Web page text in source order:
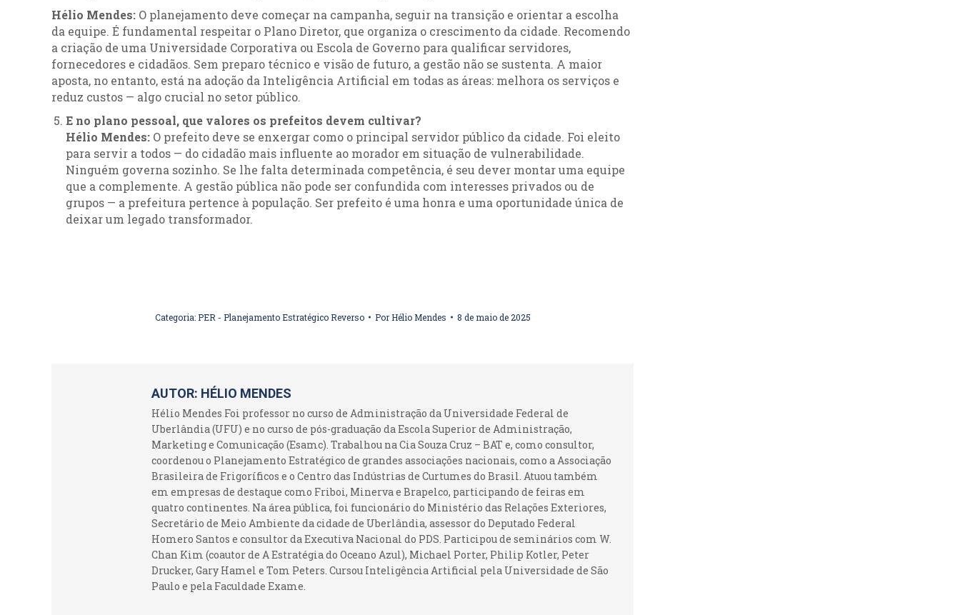
Hélio Mendes: O planejamento deve começar na campanha, seguir na transição e orientar a escolha
da equipe. É fundamental respeitar o Plano Diretor, que organiza o crescimento da cidade. Recomendo
a criação de uma Universidade Corporativa ou Escola de Governo para qualificar servidores,
fornecedores e cidadãos. Sem preparo técnico e visão de futuro, a gestão não se sustenta. A maior
aposta, no entanto, está na adoção da Inteligência Artificial em todas as áreas: melhora os serviços e
reduz custos — algo crucial no setor público.
E no plano pessoal, que valores os prefeitos devem cultivar?
Hélio Mendes: O prefeito deve se enxergar como o principal servidor público da cidade. Foi eleito
para servir a todos — do cidadão mais influente ao morador em situação de vulnerabilidade.
Ninguém governa sozinho. Se lhe falta determinada competência, é seu dever montar uma equipe
que a complemente. A gestão pública não pode ser confundida com interesses privados ou de
grupos — a prefeitura pertence à população. Ser prefeito é uma honra e uma oportunidade única de
deixar um legado transformador.
Categoria:PER - Planejamento Estratégico Reverso PorHélio Mendes 8 de maio de 2025
AUTOR: HÉLIO MENDES
Hélio Mendes Foi professor no curso de Administração da Universidade Federal de
Uberlândia (UFU) e no curso de pós-graduação da Escola Superior de Administração,
Marketing e Comunicação (Esamc). Trabalhou na Cia Souza Cruz – BAT e, como consultor,
coordenou o Planejamento Estratégico de grandes associações nacionais, como a Associação
Brasileira de Frigoríficos e o Centro das Indústrias de Curtumes do Brasil. Atuou também
em empresas de destaque como Friboi, Minerva e Brapelco, participando de feiras em
quatro continentes. Na área pública, foi funcionário do Ministério das Relações Exteriores,
Secretário de Meio Ambiente da cidade de Uberlândia, assessor do Deputado Federal
Homero Santos e consultor da Executiva Nacional do PDS. Participou de seminários com W.
Chan Kim (coautor de A Estratégia do Oceano Azul), Michael Porter, Philip Kotler, Peter
Drucker, Gary Hamel e Tom Peters. Cursou Inteligência Artificial pela Universidade de São
Paulo e pela Faculdade Exame.